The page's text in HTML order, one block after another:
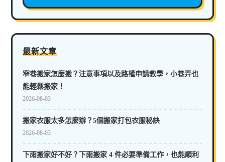
最新文章
窄巷搬家怎麼搬？注意事項以及路權申請教學，小巷弄也
能輕鬆搬家！
2026-08-03
搬家衣服太多怎麼辦？5個搬家打包衣服秘訣
2026-08-03
下雨搬家好不好？下雨搬家 4 件必要準備工作，也能順利